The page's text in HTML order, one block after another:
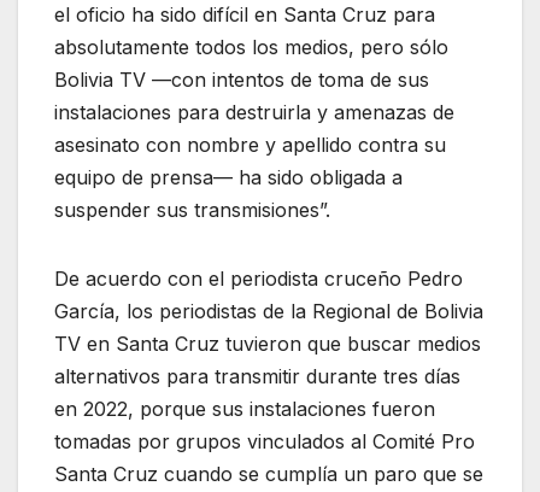
el oficio ha sido difícil en Santa Cruz para
absolutamente todos los medios, pero sólo
Bolivia TV —con intentos de toma de sus
instalaciones para destruirla y amenazas de
asesinato con nombre y apellido contra su
equipo de prensa— ha sido obligada a
suspender sus transmisiones”.
De acuerdo con el periodista cruceño Pedro
García, los periodistas de la Regional de Bolivia
TV en Santa Cruz tuvieron que buscar medios
alternativos para transmitir durante tres días
en 2022, porque sus instalaciones fueron
tomadas por grupos vinculados al Comité Pro
Santa Cruz cuando se cumplía un paro que se